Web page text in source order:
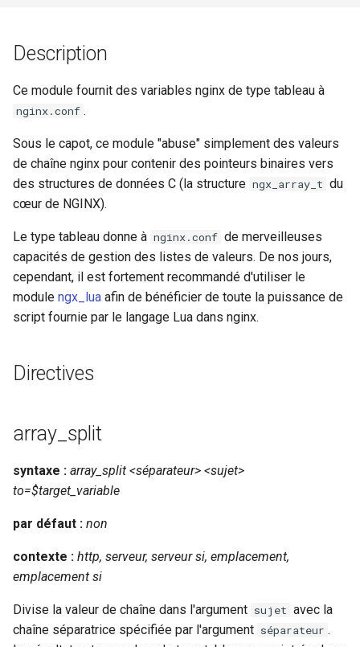
ftpclient
global-throttle
hmac
hoedown
http2
httpipe
hyperscan
ini
injection
iputils
jit-uuid
jq
jsonrpc-batch
Description
Ce module fournit des variables nginx de type tableau à
nginx.conf .
Sous le capot, ce module "abuse" simplement des valeurs
de chaîne nginx pour contenir des pointeurs binaires vers
des structures de données C (la structure ngx_array_t du
cœur de NGINX).
Le type tableau donne à nginx.conf de merveilleuses
capacités de gestion des listes de valeurs. De nos jours,
cependant, il est fortement recommandé d'utiliser le
module ngx_lua afin de bénéficier de toute la puissance de
script fournie par le langage Lua dans nginx.
Directives
array_split
syntaxe : array_split <séparateur> <sujet>
to=$target_variable
par défaut : non
contexte : http, serveur, serveur si, emplacement,
emplacement si
Divise la valeur de chaîne dans l'argument sujet avec la
chaîne séparatrice spécifiée par l'argument séparateur .